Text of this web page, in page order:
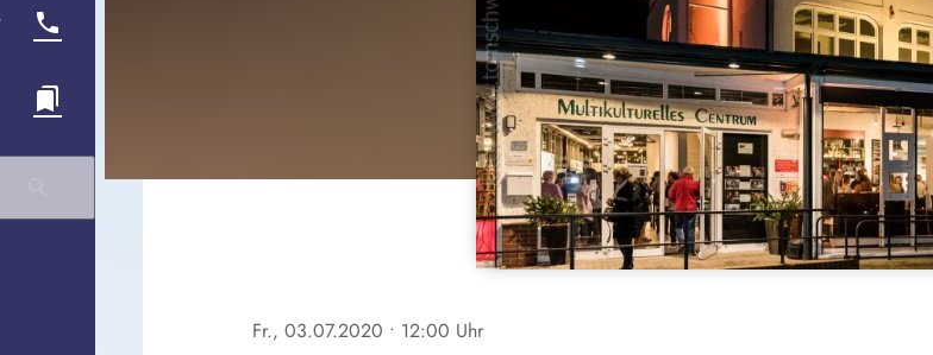
Fr., 03.07.2020 • 12:00 Uhr